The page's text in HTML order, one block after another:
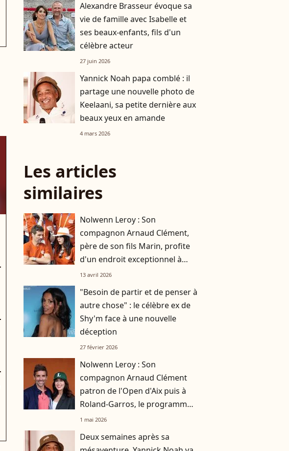
Alexandre Brasseur évoque sa
vie de famille avec Isabelle et
ses beaux-enfants, fils d'un
célèbre acteur
27 juin 2026
Yannick Noah papa comblé : il
partage une nouvelle photo de
Keelaani, sa petite dernière aux
beaux yeux en amande
4 mars 2026
Les articles
similaires
Nolwenn Leroy : Son
compagnon Arnaud Clément,
père de son fils Marin, profite
d'un endroit exceptionnel à
Monaco
13 avril 2026
"Besoin de partir et de penser à
autre chose" : le célèbre ex de
Shy'm face à une nouvelle
déception
27 février 2026
Nolwenn Leroy : Son
compagnon Arnaud Clément
patron de l'Open d'Aix puis à
Roland-Garros, le programme
chargé du père de Marin
1 mai 2026
Deux semaines après sa